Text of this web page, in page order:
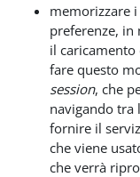
memorizzare
preferenze, in
il caricamento
fare questo
session, che
navigando tra
fornire il
che viene
che verrà